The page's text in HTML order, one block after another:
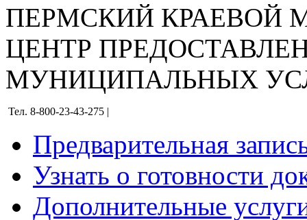
ПЕРМСКИЙ КРАЕВОЙ
ЦЕНТР
МУНИЦИПАЛЬНЫХ
Тел. 8-800-23-43-275 |
Предварительная
Узнать о готовности
Дополнительные